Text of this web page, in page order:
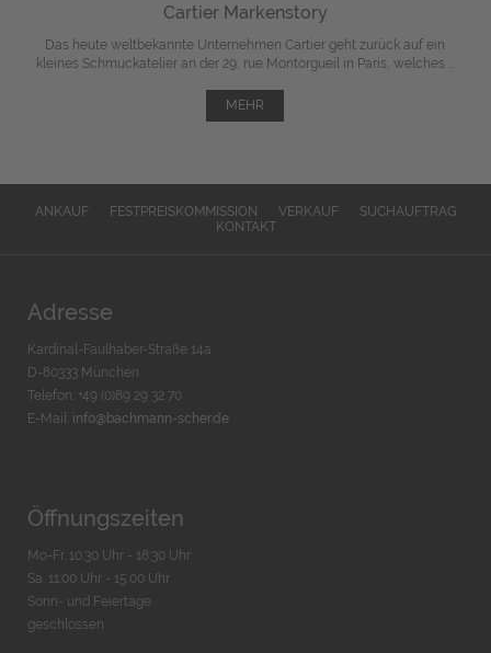
Cartier Markenstory
Das heute weltbekannte Unternehmen Cartier geht zurück auf ein
kleines Schmuckatelier an der 29, rue Montorgueil in Paris, welches ...
MEHR
ANKAUF FESTPREISKOMMISSION VERKAUF
SUCHAUFTRAG
KONTAKT
Adresse
Kardinal-Faulhaber-Straße 14a
D-80333 München
Telefon: +49 (0)89 29 32 70
E-Mail: info@bachmann-scher.de
Öffnungszeiten
Mo-Fr. 10:30 Uhr - 18:30 Uhr
Sa. 11:00 Uhr - 15.00 Uhr
Sonn- und Feiertage
geschlossen